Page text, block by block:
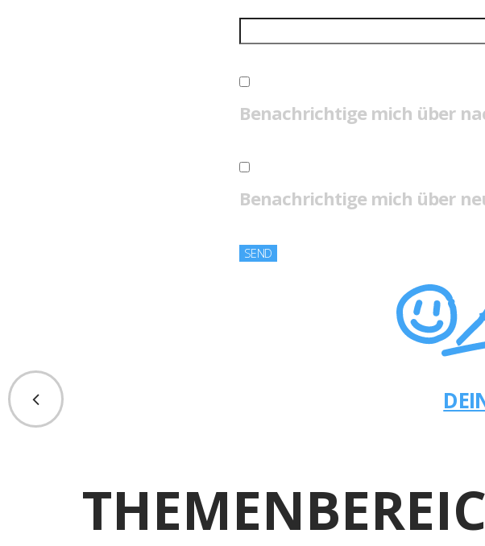
Benachrichtige mich über
Benachrichtige mich über